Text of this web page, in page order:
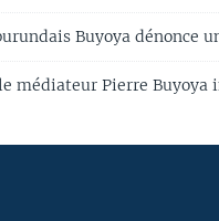
Buyoya dénonce
médiateur Pierre